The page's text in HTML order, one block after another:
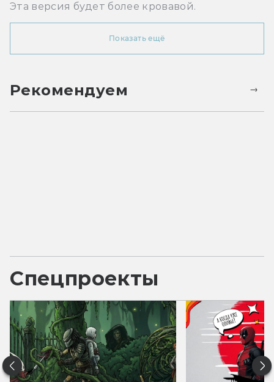
Эта версия будет более кровавой.
Показать ещё
Рекомендуем
Спецпроекты